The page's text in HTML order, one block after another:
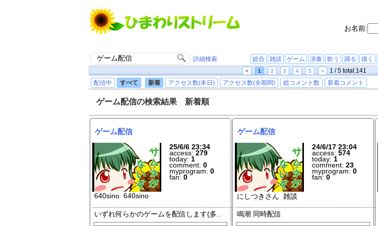
お名前:
詳細検索 総合 雑談 ゲーム 演奏 歌う 踊る 描く
< 1 2 3 4 5 >
1 / 5 total:141
配信中
すべて 新着 アクセス数(本日) アクセス数(全期間) 総コメント数 新着コメント
ゲーム配信の検索結果 新着順
ゲーム配信
640sino 640sino
25/6/6 23:34
access: 279
today: 1
comment: 0
myprogram: 0
fan: 0
いずれ何らかのゲームを配信します(多..
ゲーム配信
にしつきさん 雑談
24/6/17 23:04
access: 574
today: 1
comment: 23
myprogram: 0
fan: 0
鳴潮 同時配信